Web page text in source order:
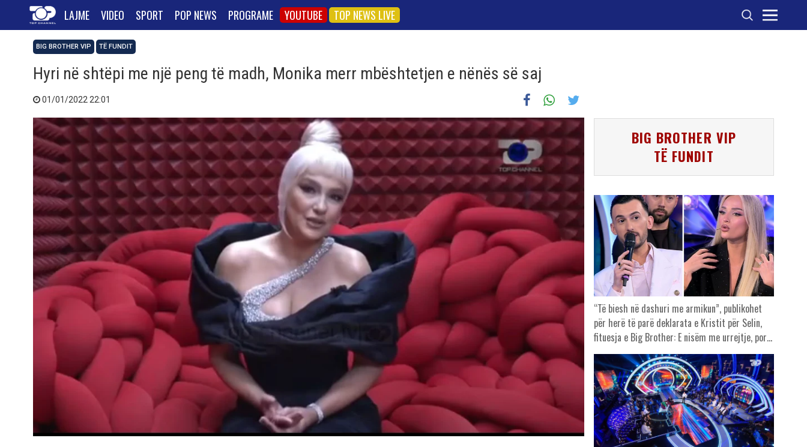
LAJME VIDEO SPORT POP NEWS PROGRAME YOUTUBE TOP NEWS LIVE
BIG BROTHER VIP TË FUNDIT
Hyri në shtëpi me një peng të madh, Monika merr mbështetjen e nënës së saj
01/01/2022 22:01
BIG BROTHER VIP
TË FUNDIT
“Të biesh në dashuri me armikun”, publikohet
për herë të parë deklarata e Kristit për Selin,
fituesja e Big Brother: E nisëm me urrejtje, por…